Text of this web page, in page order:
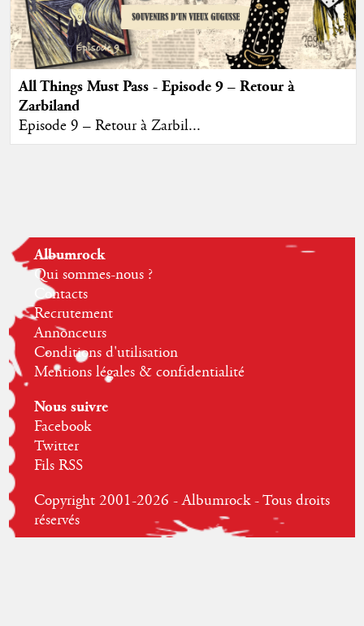
All Things Must Pass - Episode 9 – Retour à
Zarbiland
Episode 9 – Retour à Zarbil...
Albumrock
Qui sommes-nous ?
Contacts
Recrutement
Annonceurs
Conditions d'utilisation
Mentions légales & confidentialité
Nous suivre
Facebook
Twitter
Fils RSS
Copyright 2001-2026 - Albumrock - Tous droits
réservés